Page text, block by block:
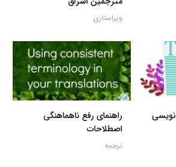
ویراستاری
راهنمای رفع ناهماهنگی
اصطلاحات
ترجمه